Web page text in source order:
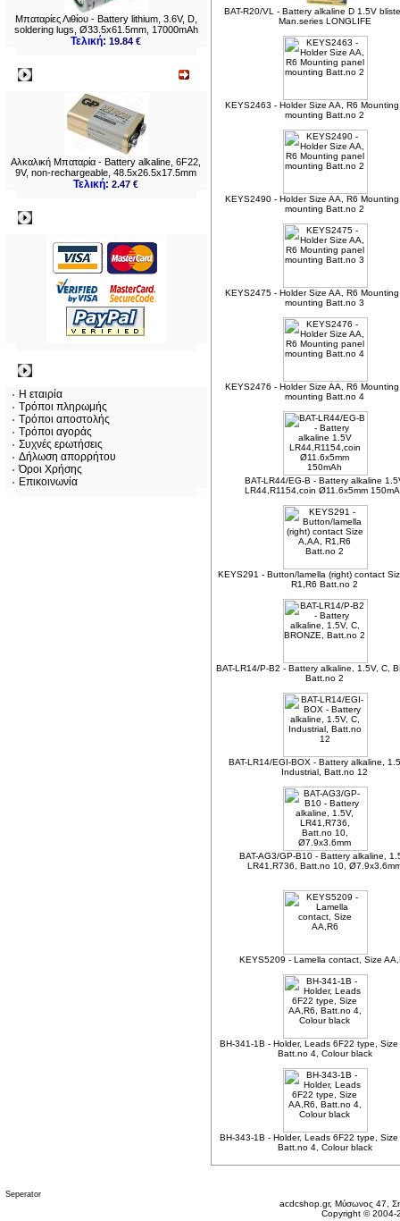
Μπαταρίες Λιθίου - Battery lithium, 3.6V, D,
soldering lugs, Ø33.5x61.5mm, 17000mAh
Τελική:19.84 €
Αλκαλική Μπαταρία - Battery alkaline, 6F22,
9V, non-rechargeable, 48.5x26.5x17.5mm
Τελική:2.47 €
Η εταιρία
Τρόποι πληρωμής
Τρόποι αποστολής
Τρόποι αγοράς
Συχνές ερωτήσεις
Δήλωση απορρήτου
Όροι Χρήσης
Επικοινωνία
BAT-R20/VL - Battery alkaline D 1.5V
Man.series LONGLIFE
KEYS2463 - Holder Size AA, R6
mounting Batt.no 2
KEYS2490 - Holder Size AA, R6
mounting Batt.no 2
KEYS2475 - Holder Size AA, R6
mounting Batt.no 3
KEYS2476 - Holder Size AA, R6
mounting Batt.no 4
BAT-LR44/EG-B - Battery alkaline
LR44,R1154,coin Ø11.6x5mm
KEYS291 - Button/lamella (right) contact
R1,R6 Batt.no 2
BAT-LR14/P-B2 - Battery alkaline, 1.5V, C,
Batt.no 2
BAT-LR14/EGI-BOX - Battery alkaline,
Industrial, Batt.no 12
BAT-AG3/GP-B10 - Battery alkaline,
LR41,R736, Batt.no 10,
KEYS5209 - Lamella contact, Size
BH-341-1B - Holder, Leads 6F22 type, Size
Batt.no 4, Colour black
BH-343-1B - Holder, Leads 6F22 type, Size
Batt.no 4, Colour black
acdcshop.gr, Μύσωνος 47,
Copyright ©